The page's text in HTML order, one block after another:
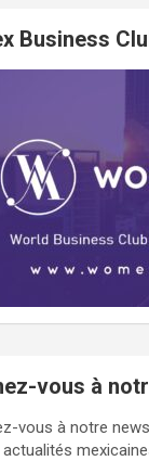
Business
vous à
vous à notre